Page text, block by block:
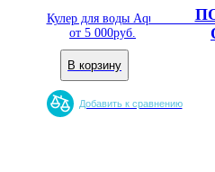
Кулер для воды Aqua Well
от5 000руб.
В корзину
Добавить к сравнению